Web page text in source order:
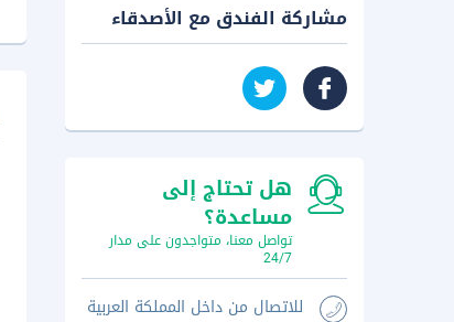
مشاركة الفندق مع الأصدقاء
هل تحتاج إلى
مساعدة؟
تواصل معنا، متواجدون على مدار
24/7
للاتصال من داخل المملكة العربية